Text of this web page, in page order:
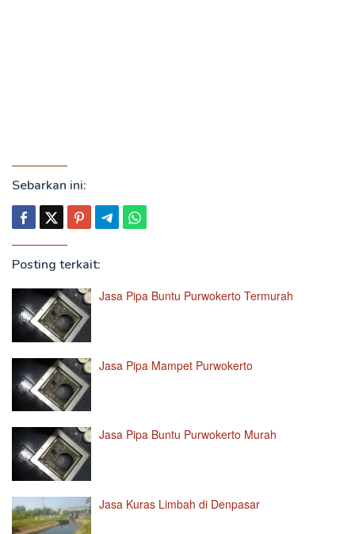
Sebarkan ini:
Posting terkait:
Jasa Pipa Buntu Purwokerto Termurah
Jasa Pipa Mampet Purwokerto
Jasa Pipa Buntu Purwokerto Murah
Jasa Kuras Limbah di Denpasar